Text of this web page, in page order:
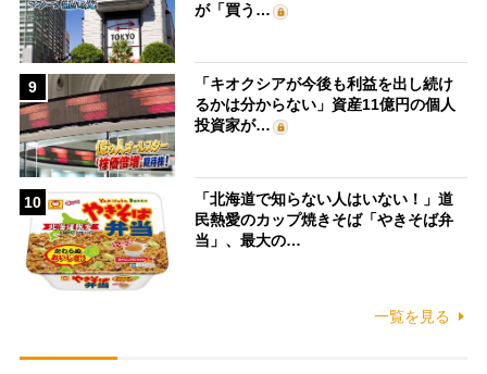
が「買う…
9
「キオクシアが今後も利益を出し続け
るかは分からない」資産11億円の個人
投資家が…
10
「北海道で知らない人はいない！」道
民熱愛のカップ焼きそば「やきそば弁
当」、最大の…
一覧を見る